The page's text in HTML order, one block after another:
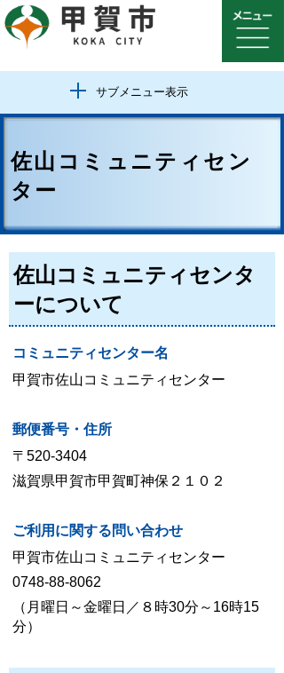
サブメニュー表示
佐山コミュニティセン
ター
佐山コミュニティセンタ
ーについて
コミュニティセンター名
甲賀市佐山コミュニティセンター
郵便番号・住所
〒520-3404
滋賀県甲賀市甲賀町神保２１０２
ご利用に関する問い合わせ
甲賀市佐山コミュニティセンター
0748-88-8062
（月曜日～金曜日／８時30分～16時15
分）